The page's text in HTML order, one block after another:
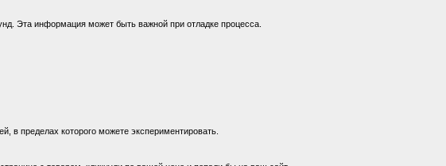
Эта информация может быть важной при отладке процесса.
в пределах которого можете экспериментировать.